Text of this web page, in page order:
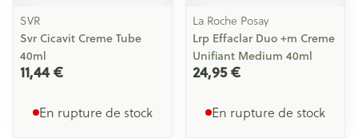
SVR
Svr Cicavit Creme Tube
40ml
11,44 €
En rupture de stock
La Roche Posay
Lrp Effaclar Duo +m Creme
Unifiant Medium 40ml
24,95 €
En rupture de stock